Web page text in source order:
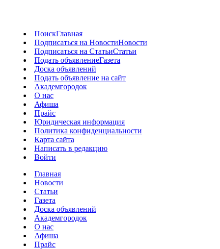
ПоискГлавная
Подписаться на НовостиНовости
Подписаться на СтатьиСтатьи
Подать объявлениеГазета
Доска объявлений
Подать объявление на сайт
Академгородок
О нас
Афиша
Прайс
Юридическая информация
Политика конфиденциальности
Карта сайта
Написать в редакцию
Войти
Главная
Новости
Статьи
Газета
Доска объявлений
Академгородок
О нас
Афиша
Прайс